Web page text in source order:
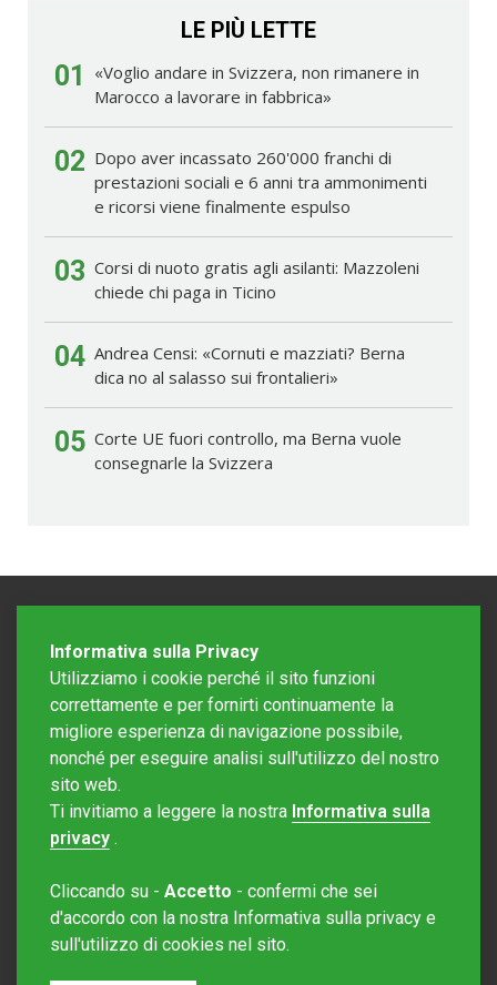
LE PIÙ LETTE
01
«Voglio andare in Svizzera, non rimanere in
Marocco a lavorare in fabbrica»
02 Dopo aver incassato 260'000 franchi di
prestazioni sociali e 6 anni tra ammonimenti
e ricorsi viene finalmente espulso
03 Corsi di nuoto gratis agli asilanti: Mazzoleni
chiede chi paga in Ticino
04 Andrea Censi: «Cornuti e mazziati? Berna
dica no al salasso sui frontalieri»
05 Corte UE fuori controllo, ma Berna vuole
consegnarle la Svizzera
Editore Rotostampa SA
Sito creato daRedesign
Informativa sulla Privacy
Utilizziamo i cookie perché il sito funzioni
correttamente e per fornirti continuamente la
migliore esperienza di navigazione possibile,
nonché per eseguire analisi sull'utilizzo del nostro
sito web.
Ti invitiamo a leggere la nostra Informativa sulla
privacy .
Cliccando su - Accetto - confermi che sei
d'accordo con la nostra Informativa sulla privacy e
sull'utilizzo di cookies nel sito.